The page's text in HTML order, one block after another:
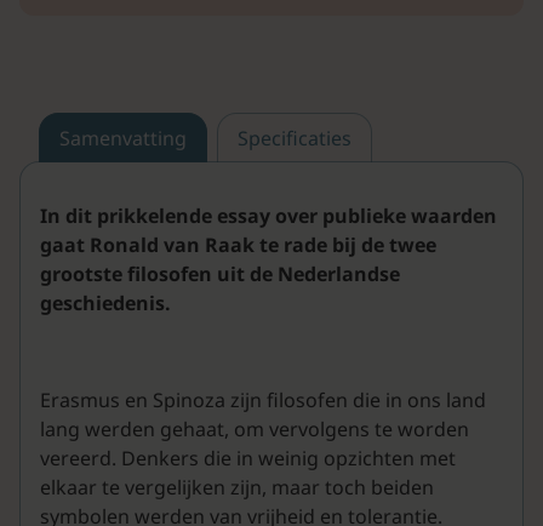
Samenvatting Specificaties
In dit prikkelende essay over publieke waarden
gaat Ronald van Raak te rade bij de twee
grootste filosofen uit de Nederlandse
geschiedenis.
Erasmus en Spinoza zijn filosofen die in ons land
lang werden gehaat, om vervolgens te worden
vereerd. Denkers die in weinig opzichten met
elkaar te vergelijken zijn, maar toch beiden
symbolen werden van vrijheid en tolerantie.